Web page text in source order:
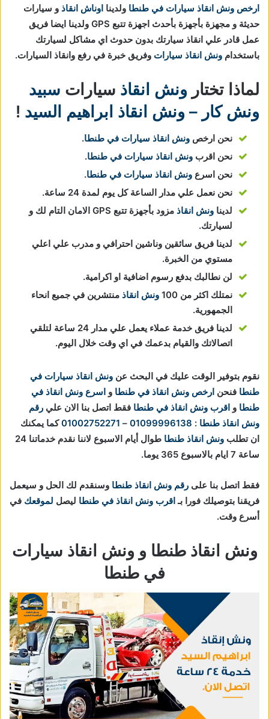
ارخص ونش انقاذ سيارات في طنطا ولدينا اوناش انقاذ و سيارات
حديثة و مجهزة بأجهزة بأحدث اجهزة تتبع GPS ولدينا ايضا فريق
عمل قادر علي انقاذ سيارتك بدون حدوث اي مشاكل لسيارتك
باستخدام ونش انقاذ سيارات وفريق خبرة في رفع وانقاذ السيارات.
لماذا تختار ونش انقاذ سيارات سبيد
ونش كار – ونش انقاذ ابراهيم السيد !
نحن ارخص ونش انقاذ سيارات في طنطا.
نحن اقرب ونش انقاذ سيارات في طنطا.
نحن اسرع ونش انقاذ سيارات في طنطا.
نحن نعمل علي مدار الساعة كل يوم لمدة 24 ساعة.
لدينا ونش انقاذ
مزود بأجهزة تتبع GPS الامان التام لك و
لسيارتك.
لدينا فريق سائقين وناشين احترافي و مدرب علي اعلي
مستوي من الخبرة.
لن نطالبك بدفع رسوم اضافية او اكرامية.
نمتلك اكثر من 100
ونش انقاذ منتشرين في جميع انحاء
الجمهورية.
لدينا فريق خدمة عملاء يعمل علي مدار 24 ساعة لتلقي
اتصالاتك والقيام بدعمك في اي وقت خلال اليوم.
نقوم بتوفير الوقت عليك في البحث عن ونش انقاذ سيارات في
طنطا فنحن ارخص ونش انقاذ في طنطا و اسرع ونش انقاذ في
طنطا و اقرب ونش انقاذ في طنطا فقط اتصل بنا الان علي رقم
ونش انقاذ طنطا :
01099996138
–
01002752271كما يمكنك
ان تطلب ونش انقاذ طنطا
طوال أيام الاسبوع لاننا نقدم خدماتنا 24
ساعة 7 ايام بالاسبوع 365 يوما.
فقط اتصل بنا على رقم ونش انقاذ طنطا وسنقدم لك الحل و سيعمل
فريقنا بتوصيلك فورا بـ اقرب ونش انقاذ في طنطا ليصل لموقعك في
أسرع وقت.
ونش انقاذ طنطا و ونش انقاذ سيارات
في طنطا